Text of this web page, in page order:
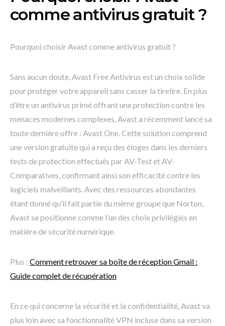
comme antivirus gratuit ?
Pourquoi choisir Avast comme antivirus gratuit ?
Sans aucun doute, Avast Free Antivirus est un choix solide
pour protéger votre appareil sans casser la tirelire. En plus
d’être un antivirus primé offrant une protection contre les
menaces modernes complexes, Avast a récemment lancé sa
toute dernière offre : Avast One. Cette solution comprend
une version gratuite qui a reçu des éloges dans les derniers
tests de protection effectués par AV-Test et AV-
Comparatives, confirmant ainsi son efficacité contre les
logiciels malveillants. Avec des ressources abondantes
étant donné qu’il fait partie du même groupe que Norton,
Avast se positionne comme l’un des choix privilégiés en
matière de sécurité numérique.
Plus : Comment retrouver sa boîte de réception Gmail :
Guide complet de récupération
En ce qui concerne la sécurité et la confidentialité, Avast va
plus loin avec sa fonctionnalité VPN incluse dans sa version